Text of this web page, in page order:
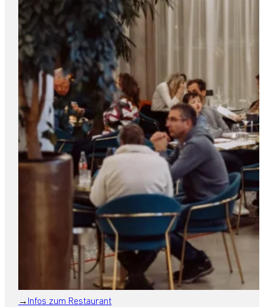
Infos zum Restaurant